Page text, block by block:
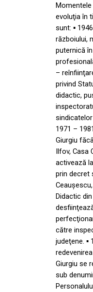
evoluţia în
sunt: ▪
războiului,
puternică
–
privind
didactic,
1971 –
Giurgiu
Ilfov, Casa
activează
prin decret
Didactic
către
judeţene. ▪
Giurgiu se
sub